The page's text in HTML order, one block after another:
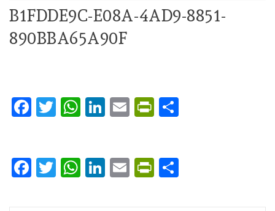
B1FDDE9C-E08A-4AD9-8851-
890BBA65A90F
Facebook
Twitter
WhatsApp
LinkedIn
EmailPrintFriendly
Facebook
Twitter
WhatsApp
LinkedIn
EmailPrintFriendly